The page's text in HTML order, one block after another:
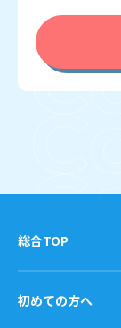
総合TOP
初めての方へ